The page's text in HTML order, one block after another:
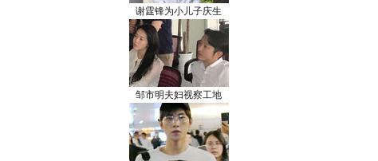
谢霆锋为小儿子庆生
邹市明夫妇视察工地